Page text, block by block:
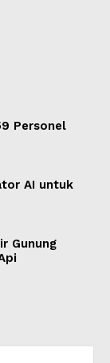
Personel
AI untuk
Gunung